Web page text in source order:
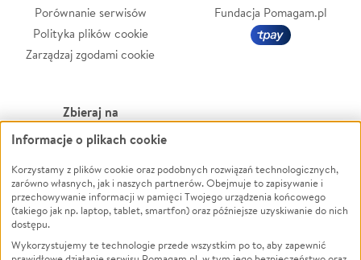
Porównanie serwisów
Polityka plików cookie
Zarządzaj zgodami cookie
Fundacja Pomagam.pl
Zbieraj na
Leczenie
Zwierzęta
Pożar
Ukraina
Pomoc Finansowa
Powódź
Wichura
NGO
Edukacja
Informacje o plikach cookie
Korzystamy z plików cookie oraz podobnych rozwiązań technologicznych,
zarówno własnych, jak i naszych partnerów. Obejmuje to zapisywanie i
przechowywanie informacji w pamięci Twojego urządzenia końcowego
(takiego jak np. laptop, tablet, smartfon) oraz późniejsze uzyskiwanie do nich
dostępu.
Wykorzystujemy te technologie przede wszystkim po to, aby zapewnić